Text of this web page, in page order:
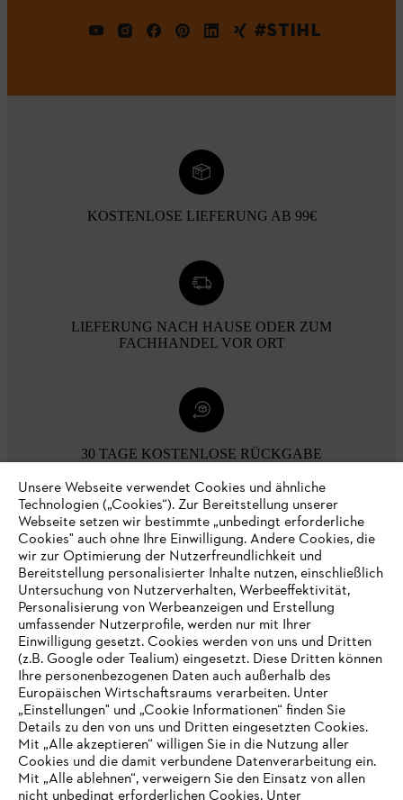
#STIHL
KOSTENLOSE LIEFERUNG AB 99€
LIEFERUNG NACH HAUSE ODER ZUM
FACHHANDEL VOR ORT
30 TAGE KOSTENLOSE RÜCKGABE
Zahlungsmöglichkeiten
Unternehmen
Online Shop
Unsere Webseite verwendet Cookies und ähnliche
Technologien („Cookies“). Zur Bereitstellung unserer
Webseite setzen wir bestimmte „unbedingt erforderliche
Cookies" auch ohne Ihre Einwilligung. Andere Cookies, die
wir zur Optimierung der Nutzerfreundlichkeit und
Bereitstellung personalisierter Inhalte nutzen, einschließlich
Untersuchung von Nutzerverhalten, Werbeeffektivität,
Personalisierung von Werbeanzeigen und Erstellung
umfassender Nutzerprofile, werden nur mit Ihrer
Einwilligung gesetzt. Cookies werden von uns und Dritten
(z.B. Google oder Tealium) eingesetzt. Diese Dritten können
Ihre personenbezogenen Daten auch außerhalb des
Europäischen Wirtschaftsraums verarbeiten. Unter
„Einstellungen" und „Cookie Informationen“ finden Sie
Details zu den von uns und Dritten eingesetzten Cookies.
Mit „Alle akzeptieren“ willigen Sie in die Nutzung aller
Cookies und die damit verbundene Datenverarbeitung ein.
Mit „Alle ablehnen“, verweigern Sie den Einsatz von allen